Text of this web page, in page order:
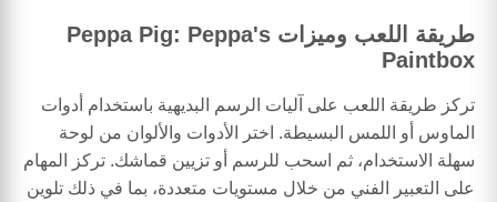
طريقة اللعب وميزات Peppa Pig: Peppa's
Paintbox
تركز طريقة اللعب على آليات الرسم البديهية باستخدام أدوات
الماوس أو اللمس البسيطة. اختر الأدوات والألوان من لوحة
سهلة الاستخدام، ثم اسحب للرسم أو تزيين قماشك. تركز المهام
على التعبير الفني من خلال مستويات متعددة، بما في ذلك تلوين